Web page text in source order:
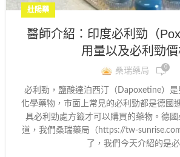
壯陽藥
醫師介紹：印度必利勁（
用量以及必利勁
桑瑞藥局 0
必利勁，鹽酸達泊西汀（Dapoxetine）是
化學藥物，市面上常見的必利勁都是德國
具必利勁處方籤才可以購買的藥物。德
道，我們桑瑞藥局（https://tw-
了，我們今天介紹的是必